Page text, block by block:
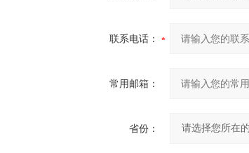
联系电话：
常用邮箱：
省份：